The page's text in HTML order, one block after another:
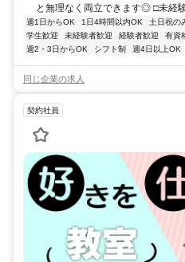
と無理なく両立できます◎ □未経
週1日からOK 1日4時間以内OK 土日祝の
学生歓迎
未経験者歓迎 経験者歓迎 有資
週2・3日からOK
シフト制 週4日以上OK
同じ企業の求人
契約社員